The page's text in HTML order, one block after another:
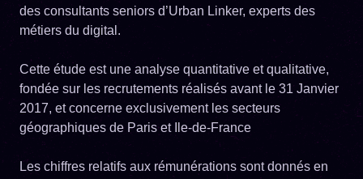
des consultants seniors d’Urban Linker, experts des
métiers du digital.
Cette étude est une analyse quantitative et qualitative,
fondée sur les recrutements réalisés avant le 31 Janvier
2017, et concerne exclusivement les secteurs
géographiques de Paris et Ile-de-France
Les chiffres relatifs aux rémunérations sont donnés en